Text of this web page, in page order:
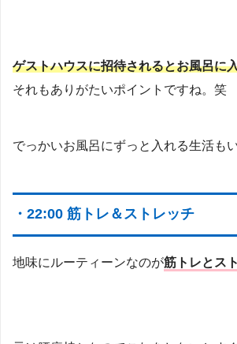
ゲストハウスに招待されるとお風呂に
それもありがたいポイントですね。笑
でっかいお風呂にずっと入れる生活も
・22:00 筋トレ＆ストレッチ
地味にルーティーンなのが筋トレとス